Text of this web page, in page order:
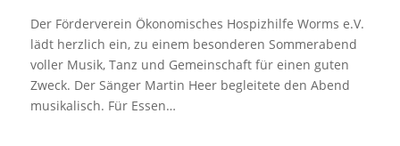
Der Förderverein Ökonomisches Hospizhilfe Worms e.V.
lädt herzlich ein, zu einem besonderen Sommerabend
voller Musik, Tanz und Gemeinschaft für einen guten
Zweck. Der Sänger Martin Heer begleitete den Abend
musikalisch. Für Essen…